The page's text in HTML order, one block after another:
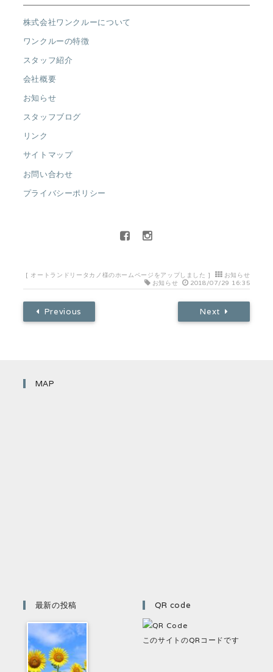
株式会社ワンクルーについて
ワンクルーの特徴
スタッフ紹介
会社概要
お知らせ
スタッフブログ
リンク
サイトマップ
お問い合わせ
プライバシーポリシー
[ オートランドリータカノ様のホームページをアップしました ]
お知らせ
お知らせ
2018/07/29 16:35
Previous Next
MAP
最新の投稿 QR code
このサイトのQRコードです